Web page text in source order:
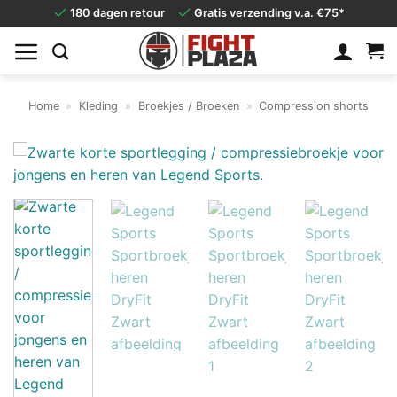
naar
inhoud
180 dagen retour Gratis verzending v.a. €75*
Home » Kleding » Broekjes / Broeken » Compression shorts